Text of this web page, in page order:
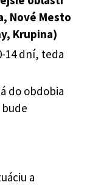
Nové Mesto
Krupina)
14 dní, teda
do obdobia
a